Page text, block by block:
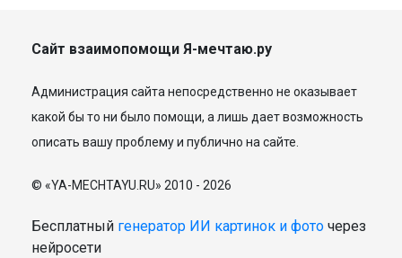
Сайт взаимопомощи Я-мечтаю.ру
Администрация сайта непосредственно не оказывает
какой бы то ни было помощи, а лишь дает возможность
описать вашу проблему и публично на сайте.
© «YA-MECHTAYU.RU» 2010 - 2026
Бесплатный генератор ИИ картинок и фото через
нейросети